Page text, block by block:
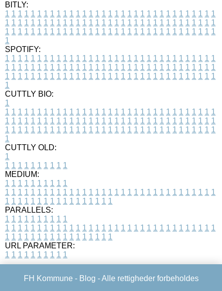
BITLY:
1 1 1 1 1 1 1 1 1 1 1 1 1 1 1 1 1 1 1 1 1 1 1 1 1 1 1 1 1 1 1 1 1
1 1 1 1 1 1 1 1 1 1 1 1 1 1 1 1 1 1 1 1 1 1 1 1 1 1 1 1 1 1 1 1 1
1 1 1 1 1 1 1 1 1 1 1 1 1 1 1 1 1 1 1 1 1 1 1 1 1 1 1 1 1 1 1 1 1
1
SPOTIFY:
1 1 1 1 1 1 1 1 1 1 1 1 1 1 1 1 1 1 1 1 1 1 1 1 1 1 1 1 1 1 1 1 1
1 1 1 1 1 1 1 1 1 1 1 1 1 1 1 1 1 1 1 1 1 1 1 1 1 1 1 1 1 1 1 1 1
1 1 1 1 1 1 1 1 1 1 1 1 1 1 1 1 1 1 1 1 1 1 1 1 1 1 1 1 1 1 1 1 1
1
CUTTLY BIO:
1
1 1 1 1 1 1 1 1 1 1 1 1 1 1 1 1 1 1 1 1 1 1 1 1 1 1 1 1 1 1 1 1 1
1 1 1 1 1 1 1 1 1 1 1 1 1 1 1 1 1 1 1 1 1 1 1 1 1 1 1 1 1 1 1 1 1
1 1 1 1 1 1 1 1 1 1 1 1 1 1 1 1 1 1 1 1 1 1 1 1 1 1 1 1 1 1 1 1 1
1
CUTTLY OLD:
1
1 1 1 1 1 1 1 1 1 1
MEDIUM:
1 1 1 1 1 1 1 1 1 1
1 1 1 1 1 1 1 1 1 1 1 1 1 1 1 1 1 1 1 1 1 1 1 1 1 1 1 1 1 1 1 1 1
1 1 1 1 1 1 1 1 1 1 1 1 1 1 1 1 1
PARALLELS:
1 1 1 1 1 1 1 1 1 1
1 1 1 1 1 1 1 1 1 1 1 1 1 1 1 1 1 1 1 1 1 1 1 1 1 1 1 1 1 1 1 1 1
1 1 1 1 1 1 1 1 1 1 1 1 1 1 1 1 1
URL PARAMETER:
1 1 1 1 1 1 1 1 1 1
FH Kommune - Blog - Alle rettigheder forbeholdes